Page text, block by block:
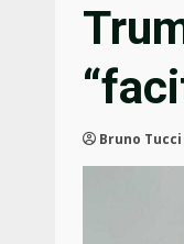
Bruno Tucci